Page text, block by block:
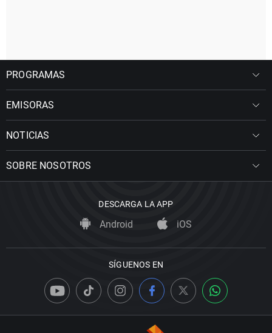
PROGRAMAS
EMISORAS
NOTICIAS
SOBRE NOSOTROS
DESCARGA LA APP
Android iOS
SÍGUENOS EN